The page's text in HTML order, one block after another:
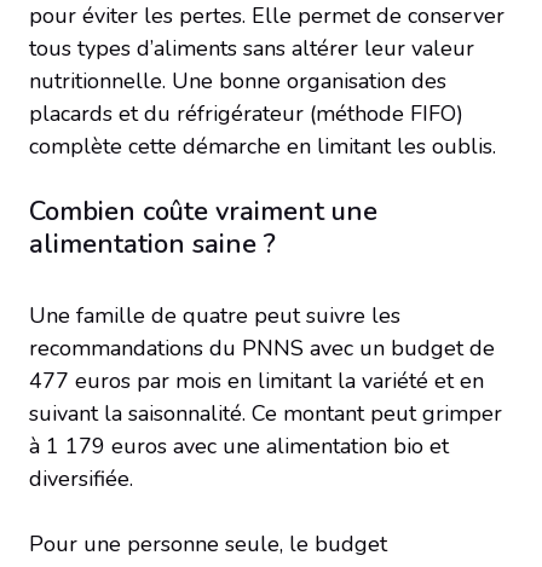
pour éviter les pertes. Elle permet de conserver
tous types d’aliments sans altérer leur valeur
nutritionnelle. Une bonne organisation des
placards et du réfrigérateur (méthode FIFO)
complète cette démarche en limitant les oublis.
Combien coûte vraiment une
alimentation saine ?
Une famille de quatre peut suivre les
recommandations du PNNS avec un budget de
477 euros par mois en limitant la variété et en
suivant la saisonnalité. Ce montant peut grimper
à 1 179 euros avec une alimentation bio et
diversifiée.
Pour une personne seule, le budget